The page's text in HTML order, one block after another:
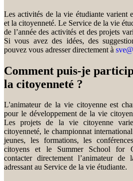
Les activités de la vie étudiante varient
et la citoyenneté. Le Service de la vie
de l’année des activités et des projets
Si vous avez des idées, des
pouvez vous adresser directement à
Comment puis-je
la citoyenneté ?
L'animateur de la vie citoyenne est
pour le développement de la vie
Les projets de la vie citoyenne
citoyenneté, le championnat
jeunes, les formations, les
citoyens et le Summer School for
contacter directement l’animateur
adressant au Service de la vie étudiante.